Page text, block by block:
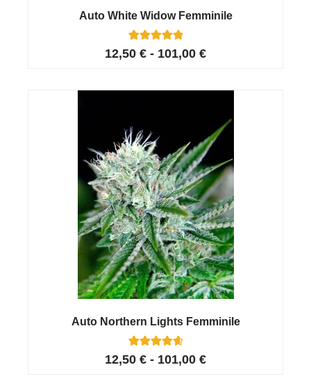
Auto White Widow Femminile
Valutato
4.96
26
recensioni
12,50 € - 101,00 €
Auto Northern Lights Femminile
Valutato
4.73
11
12,50 € - 101,00 €